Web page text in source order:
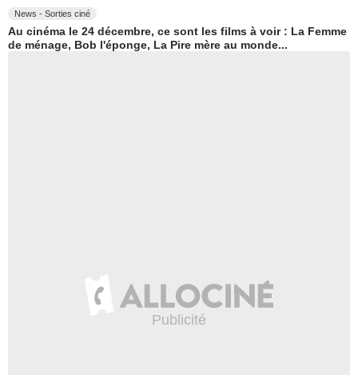
News - Sorties ciné
Au cinéma le 24 décembre, ce sont les films à voir : La Femme
de ménage, Bob l'éponge, La Pire mère au monde...